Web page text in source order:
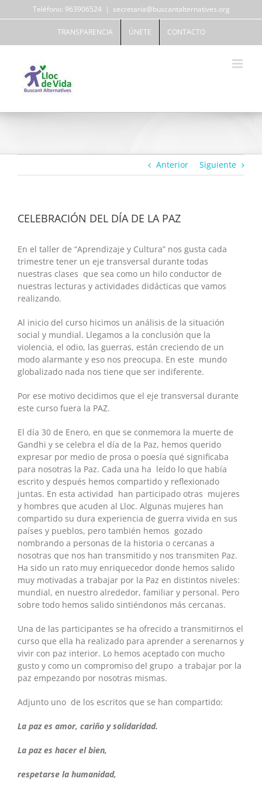
al
Teléfono: 963906524 | secretaria@buscantalternatives.org
TRANSPARENCIA ÚNETE CONTACTO
Anterior Siguiente
CELEBRACIÓN DEL DÍA DE LA PAZ
En el taller de “Aprendizaje y Cultura” nos gusta cada
trimestre tener un eje transversal durante todas
nuestras clases que sea como un hilo conductor de
nuestras lecturas y actividades didácticas que vamos
realizando.
Al inicio del curso hicimos un análisis de la situación
social y mundial. Llegamos a la conclusión que la
violencia, el odio, las guerras, están creciendo de un
modo alarmante y eso nos preocupa. En este mundo
globalizado nada nos tiene que ser indiferente.
Por ese motivo decidimos que el eje transversal durante
este curso fuera la PAZ.
El día 30 de Enero, en que se conmemora la muerte de
Gandhi y se celebra el día de la Paz, hemos querido
expresar por medio de prosa o poesía qué significaba
para nosotras la Paz. Cada una ha leído lo que había
escrito y después hemos compartido y reflexionado
juntas. En esta actividad han participado otras mujeres
y hombres que acuden al Lloc. Algunas mujeres han
compartido su dura experiencia de guerra vivida en sus
países y pueblos, pero también hemos gozado
nombrando a personas de la historia o cercanas a
nosotras que nos han transmitido y nos transmiten Paz.
Ha sido un rato muy enriquecedor donde hemos salido
muy motivadas a trabajar por la Paz en distintos niveles:
mundial, en nuestro alrededor, familiar y personal. Pero
sobre todo hemos salido sintiéndonos más cercanas.
Una de las participantes se ha ofrecido a transmitirnos el
curso que ella ha realizado para aprender a serenarnos y
vivir con paz interior. Lo hemos aceptado con mucho
gusto y como un compromiso del grupo a trabajar por la
paz empezando por nosotras mismas.
Adjunto uno de los escritos que se han compartido:
La paz es amor, cariño y solidaridad.
La paz es hacer el bien,
respetarse la humanidad,